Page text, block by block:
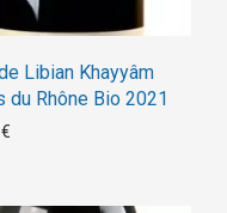
Libian Khayyâm
du Rhône Bio 2021